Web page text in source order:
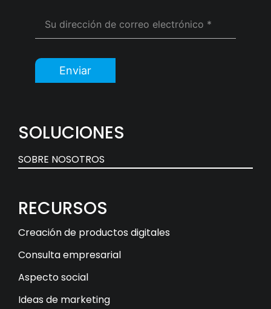
Enviar
SOLUCIONES
SOBRE NOSOTROS
RECURSOS
Creación de productos digitales
Consulta empresarial
Aspecto social
Ideas de marketing